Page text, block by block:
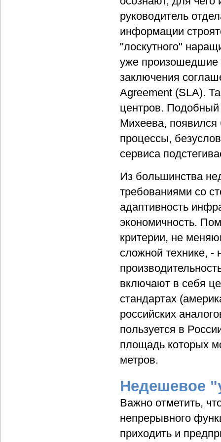
руководитель
информации
"лоскутного"
уже произошедшие
заключения
Agreement (SLA).
центров. Подобный
Михеева, появился
процессы,
сервиса
Из большинства
требованиями со
адаптивность
экономичность.
критерии, не
сложной технике, -
включают в себя
стандартах
российских
пользуется в
площадь которых
метров.
Недешевое
Важно отметить,
непрерывного
приходить и